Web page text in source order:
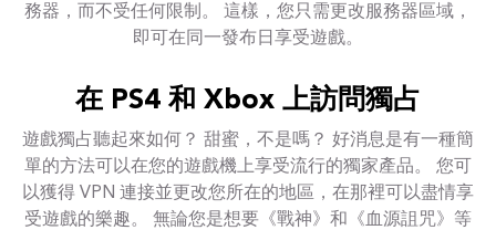
務器，而不受任何限制。 這樣，您只需更改服務器區域，
即可在同一發布日享受遊戲。
在 PS4 和 Xbox 上訪問獨占
遊戲獨占聽起來如何？ 甜蜜，不是嗎？ 好消息是有一種簡
單的方法可以在您的遊戲機上享受流行的獨家產品。 您可
以獲得 VPN 連接並更改您所在的地區，在那裡可以盡情享
受遊戲的樂趣。 無論您是想要《戰神》和《血源詛咒》等